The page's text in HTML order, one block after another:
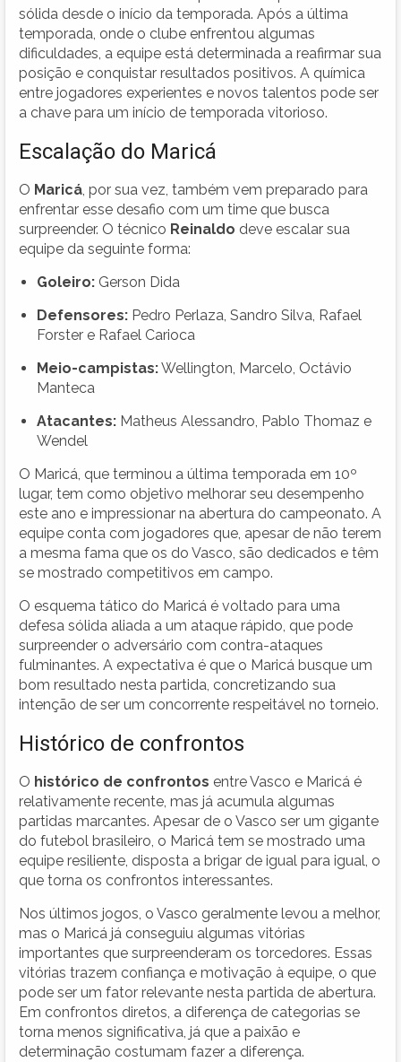
sólida desde o início da temporada. Após a última
temporada, onde o clube enfrentou algumas
dificuldades, a equipe está determinada a reafirmar sua
posição e conquistar resultados positivos. A química
entre jogadores experientes e novos talentos pode ser
a chave para um início de temporada vitorioso.
Escalação do Maricá
O Maricá , por sua vez, também vem preparado para
enfrentar esse desafio com um time que busca
surpreender. O técnico Reinaldo deve escalar sua
equipe da seguinte forma:
Goleiro: Gerson Dida
Defensores: Pedro Perlaza, Sandro Silva, Rafael
Forster e Rafael Carioca
Meio-campistas:Wellington, Marcelo, Octávio
Manteca
Atacantes: Matheus Alessandro, Pablo Thomaz e
Wendel
O Maricá, que terminou a última temporada em 10º
lugar, tem como objetivo melhorar seu desempenho
este ano e impressionar na abertura do campeonato. A
equipe conta com jogadores que, apesar de não terem
a mesma fama que os do Vasco, são dedicados e têm
se mostrado competitivos em campo.
O esquema tático do Maricá é voltado para uma
defesa sólida aliada a um ataque rápido, que pode
surpreender o adversário com contra-ataques
fulminantes. A expectativa é que o Maricá busque um
bom resultado nesta partida, concretizando sua
intenção de ser um concorrente respeitável no torneio.
Histórico de confrontos
O histórico de confrontos entre Vasco e Maricá é
relativamente recente, mas já acumula algumas
partidas marcantes. Apesar de o Vasco ser um gigante
do futebol brasileiro, o Maricá tem se mostrado uma
equipe resiliente, disposta a brigar de igual para igual, o
que torna os confrontos interessantes.
Nos últimos jogos, o Vasco geralmente levou a melhor,
mas o Maricá já conseguiu algumas vitórias
importantes que surpreenderam os torcedores. Essas
vitórias trazem confiança e motivação à equipe, o que
pode ser um fator relevante nesta partida de abertura.
Em confrontos diretos, a diferença de categorias se
torna menos significativa, já que a paixão e
determinação costumam fazer a diferença.